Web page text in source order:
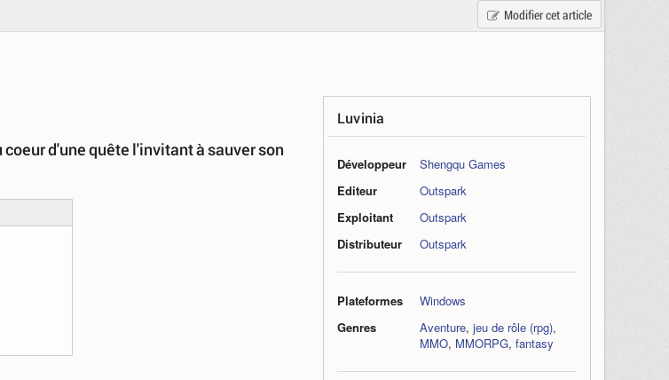
Modifier cet article
Luvinia
Développeur
Shengqu Games
Editeur
Outspark
Exploitant
Outspark
Distributeur
Outspark
Plateformes
Windows
Genres
Aventure, jeu de rôle (rpg),
MMO, MMORPG, fantasy
d'une quête l'invitant à sauver son